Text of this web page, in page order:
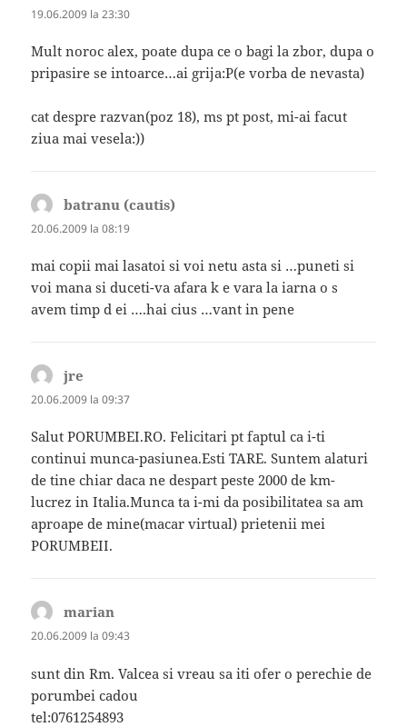
19.06.2009 la 23:30
Mult noroc alex, poate dupa ce o bagi la zbor, dupa o
pripasire se intoarce…ai grija:P(e vorba de nevasta)
cat despre razvan(poz 18), ms pt post, mi-ai facut
ziua mai vesela:))
batranu (cautis)
20.06.2009 la 08:19
mai copii mai lasatoi si voi netu asta si …puneti si
voi mana si duceti-va afara k e vara la iarna o s
avem timp d ei ….hai cius …vant in pene
jre
20.06.2009 la 09:37
Salut PORUMBEI.RO. Felicitari pt faptul ca i-ti
continui munca-pasiunea.Esti TARE. Suntem alaturi
de tine chiar daca ne despart peste 2000 de km-
lucrez in Italia.Munca ta i-mi da posibilitatea sa am
aproape de mine(macar virtual) prietenii mei
PORUMBEII.
marian
20.06.2009 la 09:43
sunt din Rm. Valcea si vreau sa iti ofer o perechie de
porumbei cadou
tel:0761254893